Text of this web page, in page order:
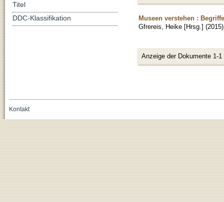
Museen verstehen :
Gfrereis, Heike [Hrsg.] (2015)
Anzeige der Dokumente 1-1
Titel
DDC-Klassifikation
Kontakt